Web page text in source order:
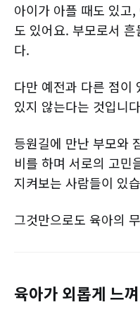
아이가 아플 때도 있고
도 있어요. 부모로서
다.
다만 예전과 다른 점이
있지 않는다는 것입니
등원길에 만난 부모와
비를 하며 서로의 고민
지켜보는 사람들이 있
그것만으로도 육아의
육아가 외롭게 느